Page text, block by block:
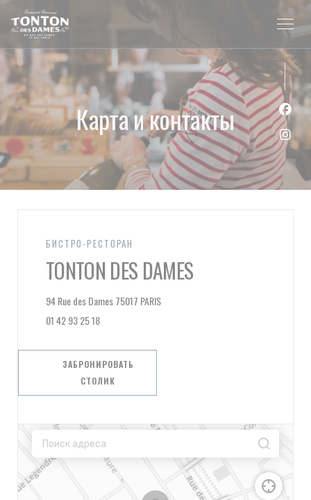
Панель управления cookies
Карта и контакты
БИСТРО-РЕСТОРАН
TONTON DES DAMES
94 Rue des Dames 75017 PARIS((открывается в новом окне))
01 42 93 25 18
ЗАБРОНИРОВАТЬ
СТОЛИК